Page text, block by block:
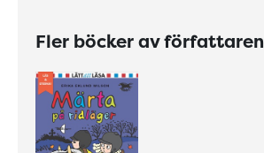
Fler böcker av författaren